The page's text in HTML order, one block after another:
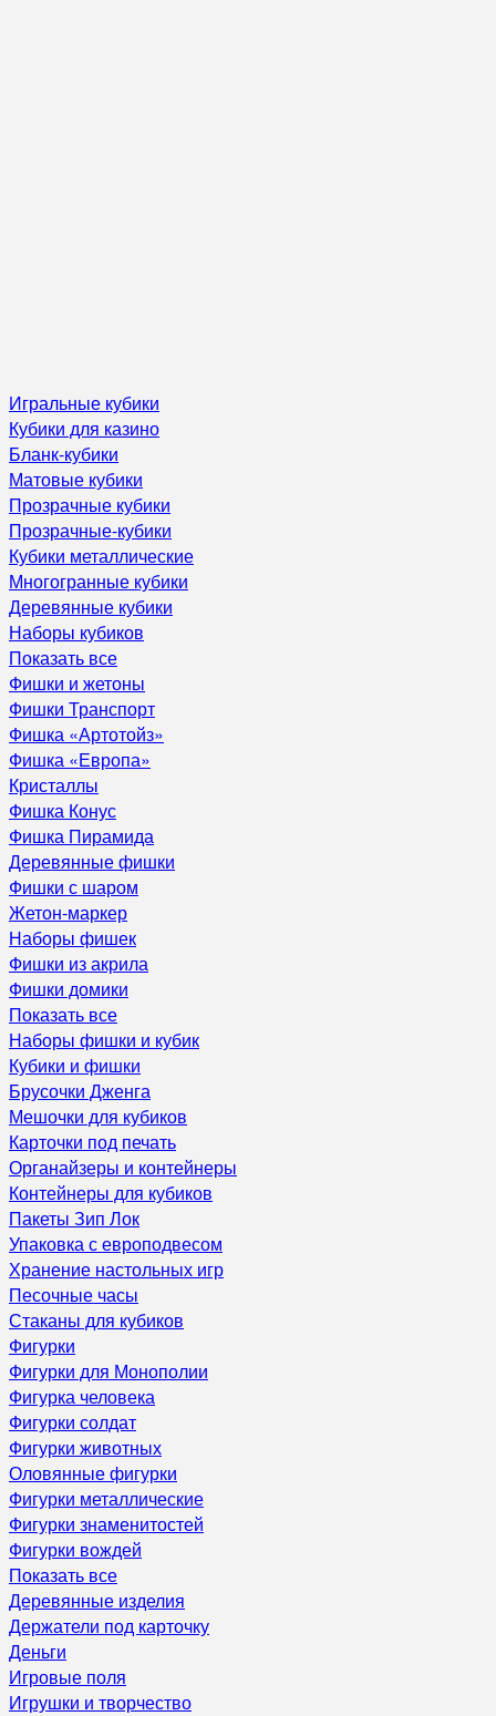
Игральные кубики
Кубики для казино
Бланк-кубики
Матовые кубики
Прозрачные кубики
Прозрачные-кубики
Кубики металлические
Многогранные кубики
Деревянные кубики
Наборы кубиков
Показать все
Фишки и жетоны
Фишки Транспорт
Фишка «Артотойз»
Фишка «Европа»
Кристаллы
Фишка Конус
Фишка Пирамида
Деревянные фишки
Фишки с шаром
Жетон-маркер
Наборы фишек
Фишки из акрила
Фишки домики
Показать все
Наборы фишки и кубик
Кубики и фишки
Брусочки Дженга
Мешочки для кубиков
Карточки под печать
Органайзеры и контейнеры
Контейнеры для кубиков
Пакеты Зип Лок
Упаковка с европодвесом
Хранение настольных игр
Песочные часы
Стаканы для кубиков
Фигурки
Фигурки для Монополии
Фигурка человека
Фигурки солдат
Фигурки животных
Оловянные фигурки
Фигурки металлические
Фигурки знаменитостей
Фигурки вождей
Показать все
Деревянные изделия
Держатели под карточку
Деньги
Игровые поля
Игрушки и творчество